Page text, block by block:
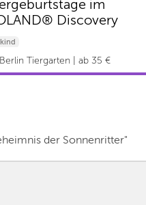
im
Discovery
Berlin
Tiergarten | ab 35 €
der Sonnenritter"